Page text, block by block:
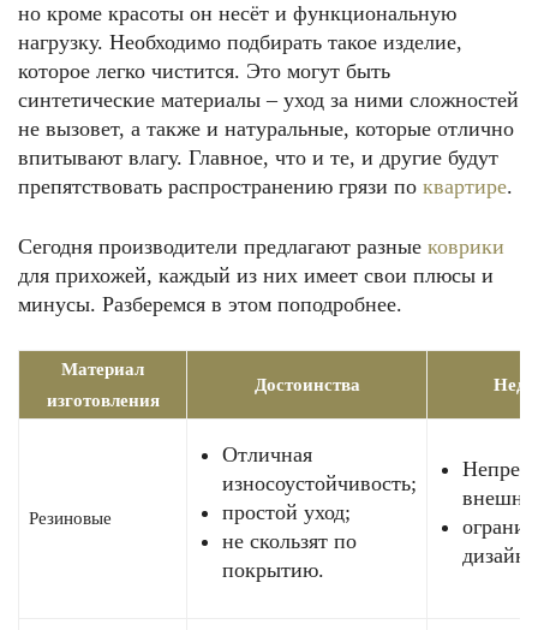
но кроме красоты он несёт и функциональную
нагрузку. Необходимо подбирать такое изделие,
которое легко чистится. Это могут быть
синтетические материалы – уход за ними сложностей
не вызовет, а также и натуральные, которые отлично
впитывают влагу. Главное, что и те, и другие будут
препятствовать распространению грязи по квартире.
Сегодня производители предлагают разные коврики
для прихожей, каждый из них имеет свои плюсы и
минусы. Разберемся в этом поподробнее.
Материал
изготовления
Достоинства
Резиновые
Отличная
износоустойчивость;
простой уход;
не скользят по
покрытию.
дизайн